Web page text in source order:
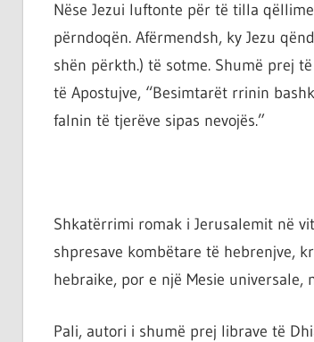
Nëse Jezui luftonte për të tilla
përndoqën. Afërmendsh, ky Jezu
shën përkth.) të sotme. Shumë prej
të Apostujve, “Besimtarët rrinin
falnin të tjerëve sipas nevojës.”
Shkatërrimi romak i Jerusalemit në
shpresave kombëtare të hebrenjve,
hebraike, por e një Mesie
Pali, autori i shumë prej librave të